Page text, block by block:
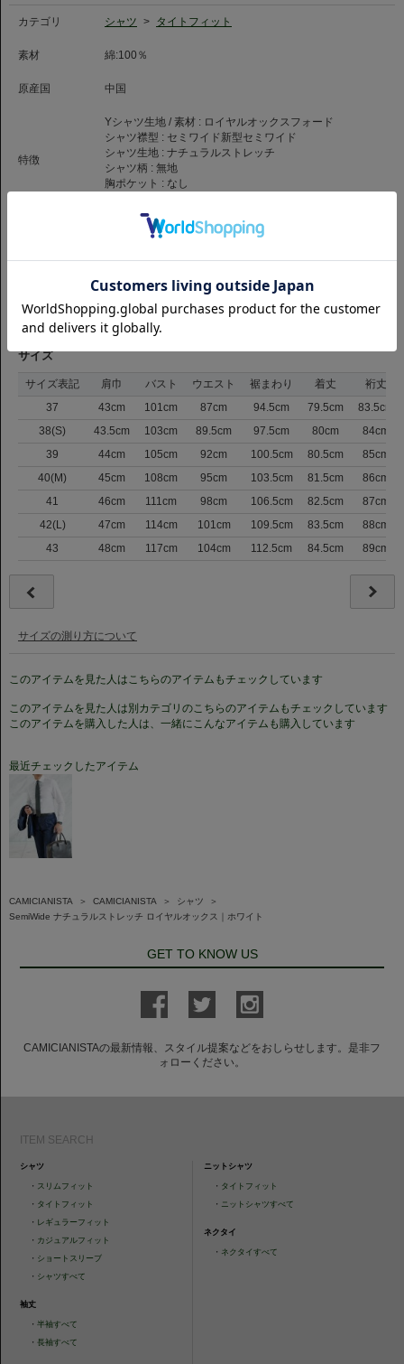
カテゴリ シャツ > タイトフィット
素材 綿:100％
原産国 中国
特徴
Yシャツ生地 / 素材 : ロイヤルオックスフォード
シャツ襟型 : セミワイド 新型セミワイド
シャツ生地 : ナチュラルストレッチ
シャツ柄 : 無地
胸ポケット : なし
1059399306045
（お問い合わせの際には、上記商品コードをお伝え下さい。）
返品について
サイズ
サイズ表記 肩巾 バスト ウエスト 裾まわり 着丈
裄丈
37
43cm 101cm 87cm 94.5cm 79.5cm
83.5cm
38(S)
43.5cm 103cm 89.5cm 97.5cm 80cm
84cm
39
44cm 105cm 92cm 100.5cm 80.5cm
85cm
40(M)
45cm 108cm 95cm 103.5cm 81.5cm
86cm
41
46cm 111cm 98cm 106.5cm 82.5cm
87cm
42(L)
47cm 114cm 101cm 109.5cm 83.5cm
88cm
43
48cm 117cm 104cm 112.5cm 84.5cm 89cm
サイズの測り方について
このアイテムを見た人はこちらのアイテムもチェックしています
このアイテムを見た人は別カテゴリのこちらのアイテムもチェックしています
このアイテムを購入した人は、一緒にこんなアイテムも購入しています
最近チェックしたアイテム
CAMICIANISTA ＞ CAMICIANISTA ＞ シャツ ＞
SemiWide ナチュラルストレッチ ロイヤルオックス｜ホワイト
GET TO KNOW US
CAMICIANISTAの最新情報、スタイル提案などをおしらせします。是非フ
ォローください。
ITEM SEARCH
シャツ
・ スリムフィット
・ タイトフィット
・ レギュラーフィット
・ カジュアルフィット
・ ショートスリーブ
・ シャツすべて
袖丈
・半袖すべて
・長袖すべて
ニットシャツ
・ タイトフィット
・ ニットシャツすべて
ネクタイ
・ ネクタイすべて